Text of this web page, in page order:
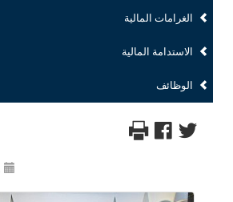
الغرامات المالية
الاستدامة المالية
الوظائف